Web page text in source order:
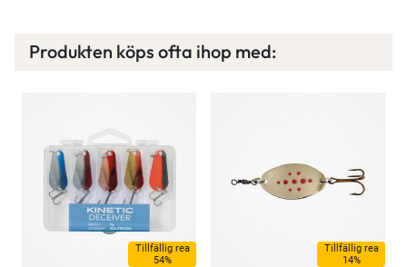
Produkten köps ofta ihop med:
Tillfällig rea
54%
Tillfällig rea
14%